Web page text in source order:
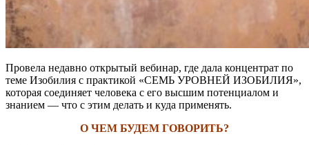
Провела недавно открытый вебинар, где дала концентрат по
теме Изобилия с практикой «СЕМЬ УРОВНЕЙ ИЗОБИЛИЯ»,
которая соединяет человека с его высшим потенциалом и
знанием — что с этим делать и куда применять.
О ЧЕМ БУДЕМ ГОВОРИТЬ?